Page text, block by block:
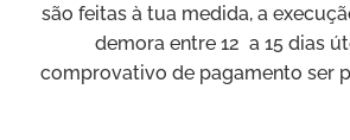
são feitas à tua medida, a
demora entre 12 a 15 dias
comprovativo de pagamento ser